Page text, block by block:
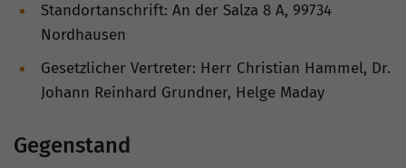
Standortanschrift: An der Salza 8 A, 99734
Nordhausen
Gesetzlicher Vertreter: Herr Christian Hammel, Dr.
Johann Reinhard Grundner, Helge Maday
Gegenstand